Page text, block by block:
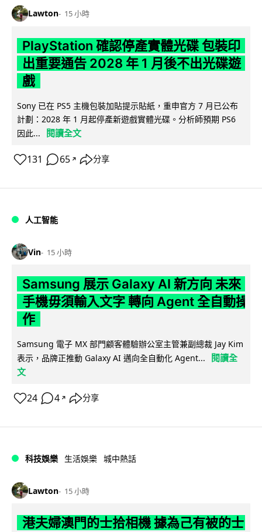
Lawton 15 小時
PlayStation 確認停產實體光碟 包裝印
出重要通告 2028 年 1 月後不出光碟遊
戲
Sony 已在 PS5 主機包裝加貼提示貼紙，重申官方 7 月已公布
計劃：2028 年 1 月起停產新遊戲實體光碟。分析師預期 PS6
因此...
閱讀全文
131 65 ↗ 分享
人工智能
Vin 15 小時
Samsung 展示 Galaxy AI 新方向 未來
手機毋須輸入文字 轉向 Agent 全自動操
作
Samsung 電子 MX 部門顧客體驗辦公室主管兼副總裁 Jay Kim
表示，品牌正推動 Galaxy AI 邁向全自動化 Agent...
閱讀全
文
24 4 ↗ 分享
科技娛樂 生活娛樂 城中熱話
Lawton 15 小時
港夫婦澳門的士拾相機 據為己有被的士